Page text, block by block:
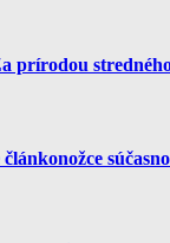
prírodou